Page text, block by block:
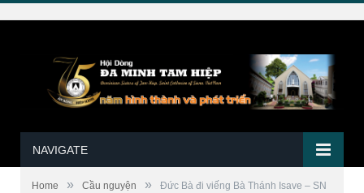
NAVIGATE
Home » Cầu nguyện »
Đức Bà đi viếng Bà Thánh Isave – SN